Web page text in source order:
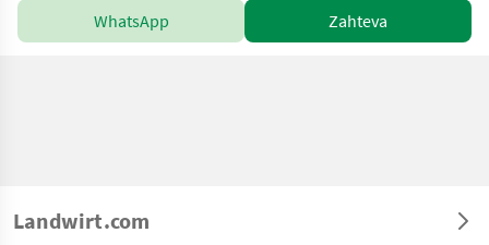
WhatsApp Zahteva
Landwirt.com